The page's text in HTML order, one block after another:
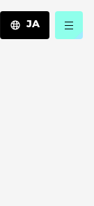
JA